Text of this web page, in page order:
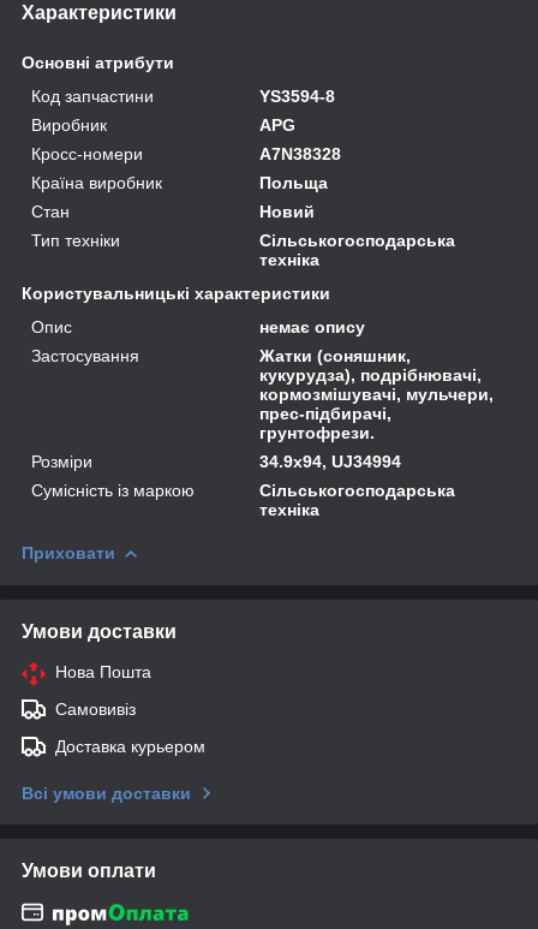
Характеристики
Основні атрибути
Код запчастини
YS3594-8
Виробник
APG
Кросс-номери
A7N38328
Країна виробник
Польща
Стан
Новий
Тип техніки
Сільськогосподарська
техніка
Користувальницькі характеристики
Опис
немає опису
Застосування
Жатки (соняшник,
кукурудза), подрібнювачі,
кормозмішувачі, мульчери,
прес-підбирачі,
грунтофрези.
Розміри
34.9x94, UJ34994
Сумісність із маркою
Сільськогосподарська
техніка
Приховати
Умови доставки
Нова Пошта
Самовивіз
Доставка курьером
Всі умови доставки
Умови оплати